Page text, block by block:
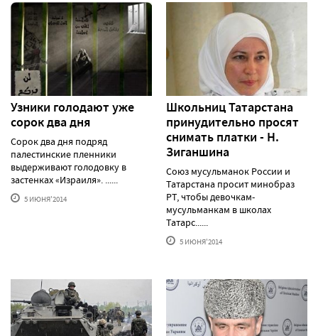
Узники голодают уже
сорок два дня
Сорок два дня подряд
палестинские пленники
выдерживают голодовку в
застенках «Израиля». ......
5 ИЮНЯ'2014
Школьниц Татарстана
принудительно просят
снимать платки - Н.
Зиганшина
Союз мусульманок России и
Татарстана просит минобраз
РТ, чтобы девочкам-
мусульманкам в школах
Татарс......
5 ИЮНЯ'2014